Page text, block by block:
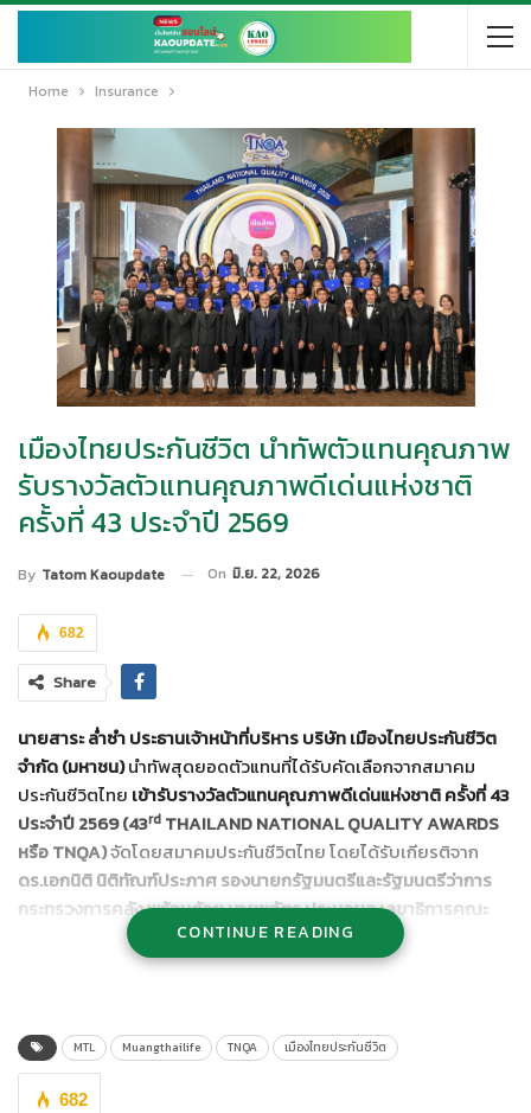
Home Insurance
เมืองไทยประกันชีวิต นำทัพตัวแทนคุณภาพ
รับรางวัลตัวแทนคุณภาพดีเด่นแห่งชาติ
ครั้งที่ 43 ประจำปี 2569
By Tatom Kaoupdate On มิ.ย. 22, 2026
682
Share
นายสาระ ล่ำซำ ประธานเจ้าหน้าที่บริหาร บริษัท เมืองไทยประกันชีวิต
จำกัด (มหาชน)นำทัพสุดยอดตัวแทนที่ได้รับคัดเลือกจากสมาคม
ประกันชีวิตไทย เข้ารับรางวัลตัวแทนคุณภาพดีเด่นแห่งชาติครั้งที่43
ประจำปี2569(43rd THAILAND NATIONAL QUALITY AWARDS
หรือTNQA)จัดโดยสมาคมประกันชีวิตไทย โดยได้รับเกียรติจาก
ดร.เอกนิติ นิติทัณฑ์ประภาศ รองนายกรัฐมนตรีและรัฐมนตรีว่าการ
กระทรวงการคลัง พร้อมด้วย นายชูฉัตร ประมูลผล เลขาธิการคณะ
กรรมการกำกับและส่งเสริมการประกอบธุรกิจประกันภัย (คปภ.) และ
คณะผู้บริหารระดับสูงจากสำนักงาน คปภ. เข้าร่วมเป็นเกียรติในพิธี
CONTINUE READING
MTL Muangthailife TNQA เมืองไทยประกันชีวิต
682